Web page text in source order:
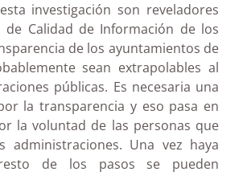
investigación son reveladores
Calidad de Información de los
de los ayuntamientos de
sean extrapolables al
públicas. Es necesaria una
la transparencia y eso pasa en
la voluntad de las personas que
administraciones. Una vez haya
de los pasos se pueden